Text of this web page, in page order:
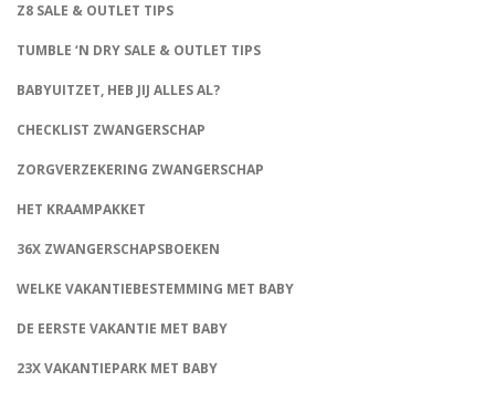
Z8 SALE & OUTLET TIPS
TUMBLE ‘N DRY SALE & OUTLET TIPS
BABYUITZET, HEB JIJ ALLES AL?
CHECKLIST ZWANGERSCHAP
ZORGVERZEKERING ZWANGERSCHAP
HET KRAAMPAKKET
36X ZWANGERSCHAPSBOEKEN
WELKE VAKANTIEBESTEMMING MET BABY
DE EERSTE VAKANTIE MET BABY
23X VAKANTIEPARK MET BABY